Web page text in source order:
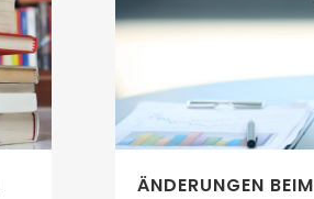
ÄNDERUNGEN BEIM